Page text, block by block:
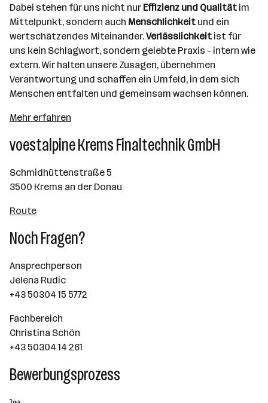
Dabei stehen für uns nicht nur Effizienz und Qualität im
Mittelpunkt, sondern auch Menschlichkeit und ein
wertschätzendes Miteinander.Verlässlichkeit ist für
uns kein Schlagwort, sondern gelebte Praxis - intern wie
extern. Wir halten unsere Zusagen, übernehmen
Verantwortung und schaffen ein Umfeld, in dem sich
Menschen entfalten und gemeinsam wachsen können.
Mehr erfahren
voestalpine Krems Finaltechnik GmbH
Schmidhüttenstraße 5
3500 Krems an der Donau
Route
Noch Fragen?
Ansprechperson
Jelena Rudic
+43 50304 15 5772
Fachbereich
Christina Schön
+43 50304 14 261
Bewerbungsprozess